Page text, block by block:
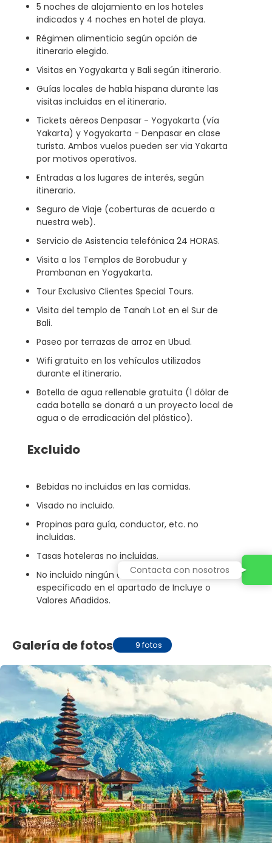
5 noches de alojamiento en los hoteles
indicados y 4 noches en hotel de playa.
Régimen alimenticio según opción de
itinerario elegido.
Visitas en Yogyakarta y Bali según itinerario.
Guías locales de habla hispana durante las
visitas incluidas en el itinerario.
Tickets aéreos Denpasar - Yogyakarta (vía
Yakarta) y Yogyakarta - Denpasar en clase
turista. Ambos vuelos pueden ser via Yakarta
por motivos operativos.
Entradas a los lugares de interés, según
itinerario.
Seguro de Viaje (coberturas de acuerdo a
nuestra web).
Servicio de Asistencia telefónica 24 HORAS.
Visita a los Templos de Borobudur y
Prambanan en Yogyakarta.
Tour Exclusivo Clientes Special Tours.
Visita del templo de Tanah Lot en el Sur de
Bali.
Paseo por terrazas de arroz en Ubud.
Wifi gratuito en los vehículos utilizados
durante el itinerario.
Botella de agua rellenable gratuita (1 dólar de
cada botella se donará a un proyecto local de
agua o de erradicación del plástico).
Excluido
Bebidas no incluidas en las comidas.
Visado no incluido.
Propinas para guía, conductor, etc. no
incluidas.
Tasas hoteleras no incluidas.
No incluido ningún otro servicio no
especificado en el apartado de Incluye o
Valores Añadidos.
Galería de fotos 9 fotos
Contacta con nosotros